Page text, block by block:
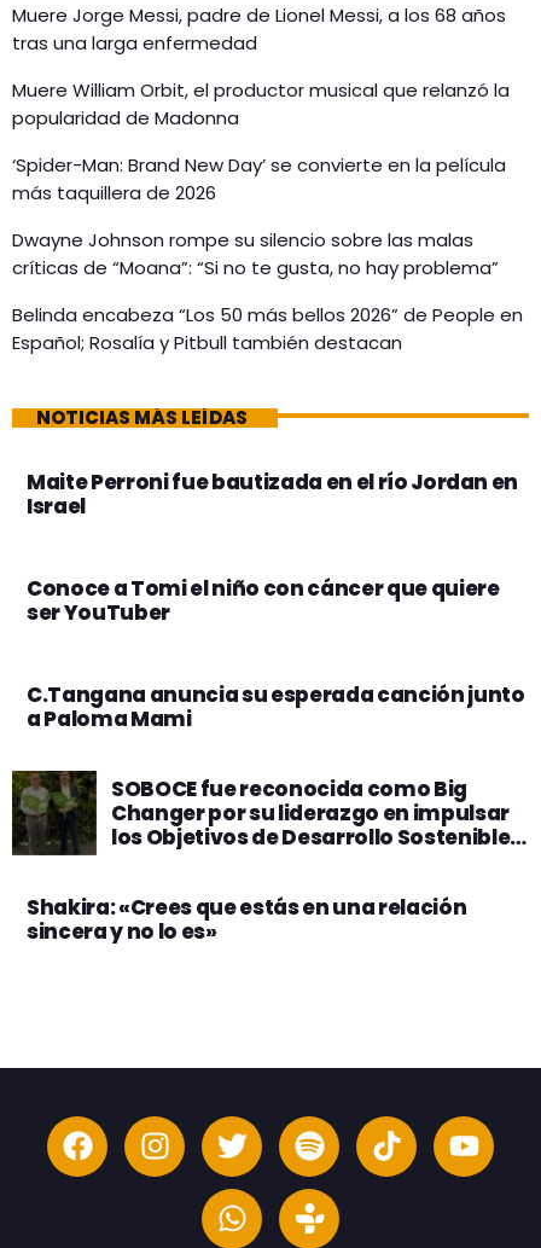
Muere Jorge Messi, padre de Lionel Messi, a los 68 años
tras una larga enfermedad
Muere William Orbit, el productor musical que relanzó la
popularidad de Madonna
‘Spider-Man: Brand New Day’ se convierte en la película
más taquillera de 2026
Dwayne Johnson rompe su silencio sobre las malas
críticas de “Moana”: “Si no te gusta, no hay problema”
Belinda encabeza “Los 50 más bellos 2026” de People en
Español; Rosalía y Pitbull también destacan
NOTICIAS MÁS LEÍDAS
Maite Perroni fue bautizada en el río Jordan en
Israel
Conoce a Tomi el niño con cáncer que quiere
ser YouTuber
C.Tangana anuncia su esperada canción junto
a Paloma Mami
SOBOCE fue reconocida como Big
Changer por su liderazgo en impulsar
los Objetivos de Desarrollo Sostenible
Shakira: «Crees que estás en una relación
sincera y no lo es»